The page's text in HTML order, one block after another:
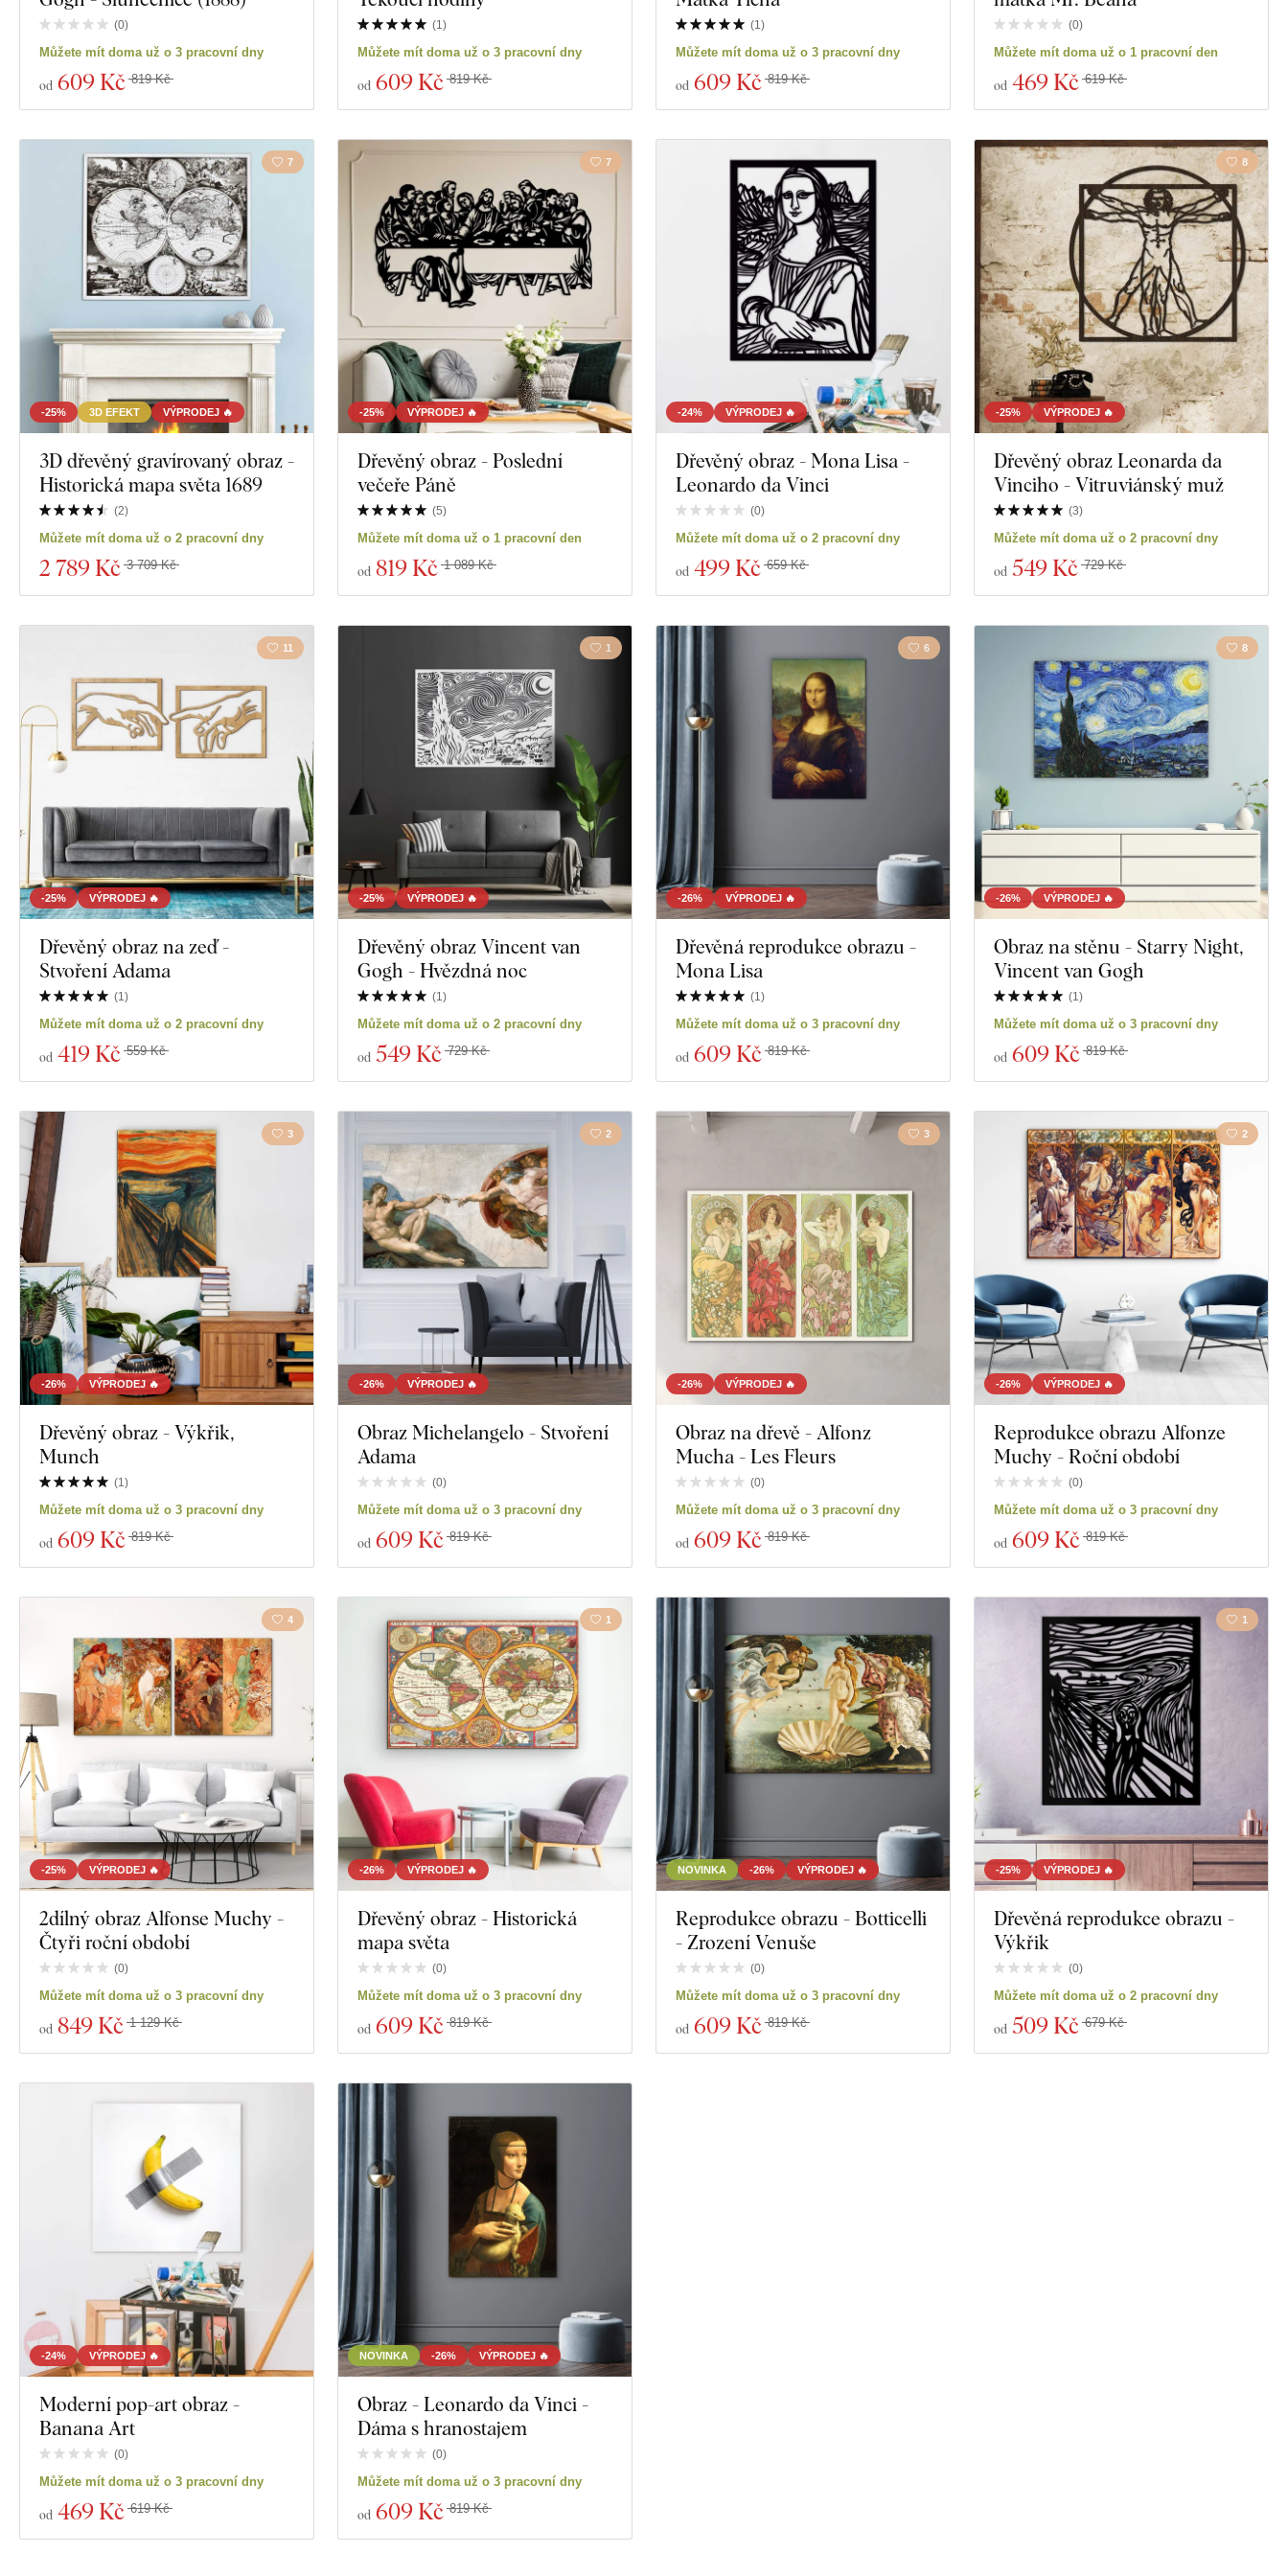
Materiál
Hloubka
Zobrazit 22 produktů Zavřít filtr
(0)
Můžete mít doma už o 3 pracovní dny
od 609 Kč 819 Kč
(1)
Můžete mít doma už o 3 pracovní dny
od 609 Kč 819 Kč
(1)
Můžete mít doma už o 3 pracovní dny
od 609 Kč 819 Kč
(0)
Můžete mít doma už o 1 pracovní den
od 469 Kč 619 Kč
-25% 3D EFEKT VÝPRODEJ 🔥
7
3D dřevěný gravírovaný obraz -
Historická mapa světa 1689
(2)
Můžete mít doma už o 2 pracovní dny
2 789 Kč 3 709 Kč
-25% VÝPRODEJ 🔥
7
Dřevěný obraz - Poslední
večeře Páně
(5)
Můžete mít doma už o 1 pracovní den
od 819 Kč 1 089 Kč
-24% VÝPRODEJ 🔥
Dřevěný obraz - Mona Lisa -
Leonardo da Vinci
(0)
Můžete mít doma už o 2 pracovní dny
od 499 Kč 659 Kč
-25% VÝPRODEJ 🔥
8
Dřevěný obraz Leonarda da
Vinciho - Vitruviánský muž
(3)
Můžete mít doma už o 2 pracovní dny
od 549 Kč 729 Kč
-25% VÝPRODEJ 🔥
11
Dřevěný obraz na zeď -
Stvoření Adama
(1)
Můžete mít doma už o 2 pracovní dny
od 419 Kč 559 Kč
-25% VÝPRODEJ 🔥
1
Dřevěný obraz Vincent van
Gogh - Hvězdná noc
(1)
Můžete mít doma už o 2 pracovní dny
od 549 Kč 729 Kč
-26% VÝPRODEJ 🔥
6
Dřevěná reprodukce obrazu -
Mona Lisa
(1)
Můžete mít doma už o 3 pracovní dny
od 609 Kč 819 Kč
-26% VÝPRODEJ 🔥
8
Obraz na stěnu - Starry Night,
Vincent van Gogh
(1)
Můžete mít doma už o 3 pracovní dny
od 609 Kč 819 Kč
-26% VÝPRODEJ 🔥
3
Dřevěný obraz - Výkřik,
Munch
(1)
Můžete mít doma už o 3 pracovní dny
od 609 Kč 819 Kč
-26% VÝPRODEJ 🔥
2
Obraz Michelangelo - Stvoření
Adama
(0)
Můžete mít doma už o 3 pracovní dny
od 609 Kč 819 Kč
-26% VÝPRODEJ 🔥
3
Obraz na dřevě - Alfonz
Mucha - Les Fleurs
(0)
Můžete mít doma už o 3 pracovní dny
od 609 Kč 819 Kč
-26% VÝPRODEJ 🔥
2
Reprodukce obrazu Alfonze
Muchy - Roční období
(0)
Můžete mít doma už o 3 pracovní dny
od 609 Kč 819 Kč
-25% VÝPRODEJ 🔥
4
2dílný obraz Alfonse Muchy -
Čtyři roční období
(0)
Můžete mít doma už o 3 pracovní dny
od 849 Kč 1 129 Kč
-26% VÝPRODEJ 🔥
1
Dřevěný obraz - Historická
mapa světa
(0)
Můžete mít doma už o 3 pracovní dny
od 609 Kč 819 Kč
NOVINKA -26% VÝPRODEJ 🔥
Reprodukce obrazu - Botticelli
- Zrození Venuše
(0)
Můžete mít doma už o 3 pracovní dny
od 609 Kč 819 Kč
-25% VÝPRODEJ 🔥
1
Dřevěná reprodukce obrazu -
Výkřik
(0)
Můžete mít doma už o 2 pracovní dny
od 509 Kč 679 Kč
-24% VÝPRODEJ 🔥
Moderní pop-art obraz -
Banana Art
(0)
Můžete mít doma už o 3 pracovní dny
od 469 Kč 619 Kč
NOVINKA -26% VÝPRODEJ 🔥
Obraz - Leonardo da Vinci -
Dáma s hranostajem
(0)
Můžete mít doma už o 3 pracovní dny
od 609 Kč 819 Kč